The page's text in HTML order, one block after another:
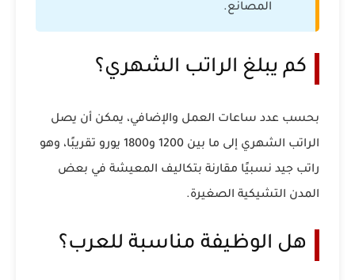
المصانع.
كم يبلغ الراتب الشهري؟
بحسب عدد ساعات العمل والإضافي، يمكن أن يصل
الراتب الشهري إلى ما بين 1200 و1800 يورو تقريبًا، وهو
راتب جيد نسبيًا مقارنة بتكاليف المعيشة في بعض
المدن التشيكية الصغيرة.
هل الوظيفة مناسبة للعرب؟